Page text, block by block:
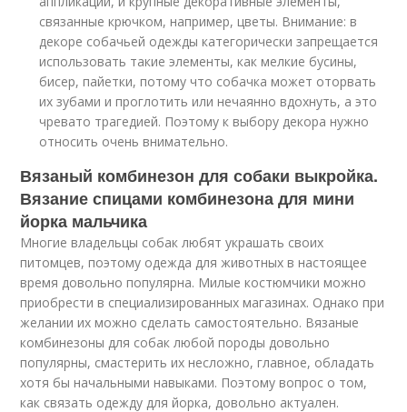
связанные крючком, например, цветы. Внимание: в
декоре собачьей одежды категорически запрещается
использовать такие элементы, как мелкие бусины,
бисер, пайетки, потому что собачка может оторвать
их зубами и проглотить или нечаянно вдохнуть, а это
чревато трагедией. Поэтому к выбору декора нужно
относить очень внимательно.
Вязаный комбинезон для собаки выкройка.
Вязание спицами комбинезона для мини
йорка мальчика
Многие владельцы собак любят украшать своих
питомцев, поэтому одежда для животных в настоящее
время довольно популярна. Милые костюмчики можно
приобрести в специализированных магазинах. Однако при
желании их можно сделать самостоятельно. Вязаные
комбинезоны для собак любой породы довольно
популярны, смастерить их несложно, главное, обладать
хотя бы начальными навыками. Поэтому вопрос о том,
как связать одежду для йорка, довольно актуален.